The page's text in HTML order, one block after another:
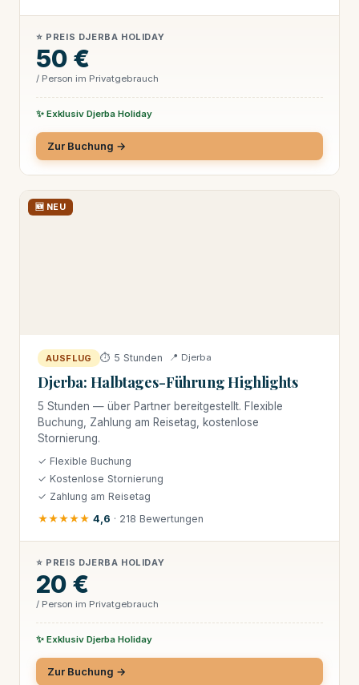
⭐ PREIS DJERBA HOLIDAY
50 €
/ Person im Privatgebrauch
✨ Exklusiv Djerba Holiday
Zur Buchung →
🆕 NEU
AUSFLUG ⏱ 5 Stunden 📍 Djerba
Djerba: Halbtages-Führung Highlights
5 Stunden — über Partner bereitgestellt. Flexible
Buchung, Zahlung am Reisetag, kostenlose
Stornierung.
✓ Flexible Buchung
✓ Kostenlose Stornierung
✓ Zahlung am Reisetag
★★★★★ 4,6 · 218 Bewertungen
⭐ PREIS DJERBA HOLIDAY
20 €
/ Person im Privatgebrauch
✨ Exklusiv Djerba Holiday
Zur Buchung →